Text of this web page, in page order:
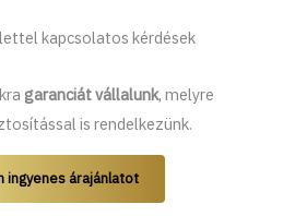
kapcsolatos kérdések
garanciát vállalunk, melyre
is rendelkezünk.
ingyenes árajánlatot